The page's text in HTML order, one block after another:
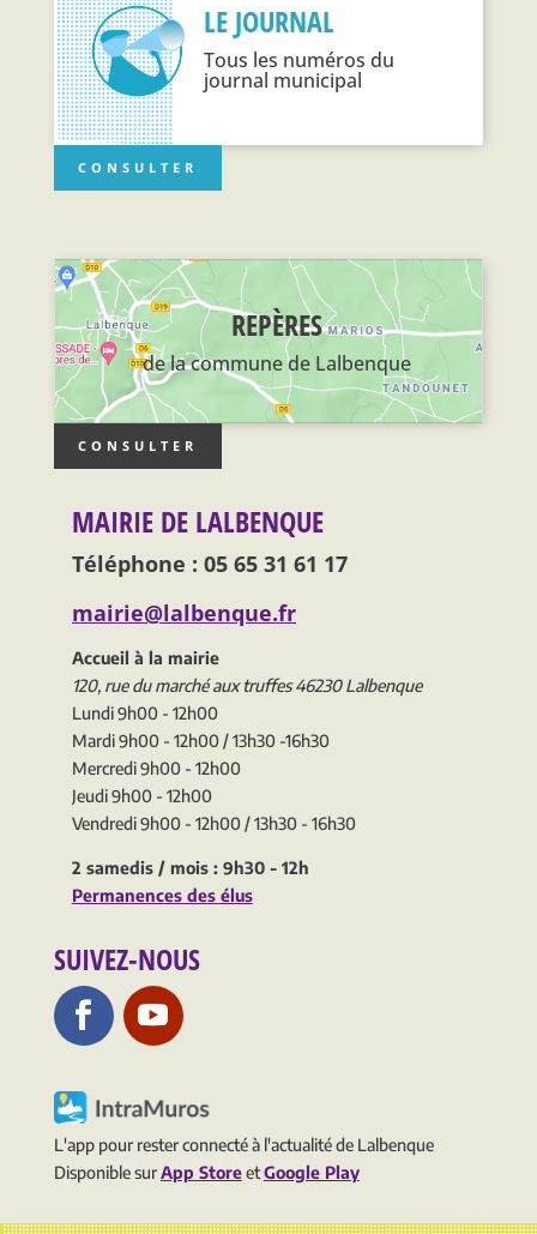
LE JOURNAL
Tous les numéros du
journal municipal
CONSULTER
REPÈRES
de la commune de Lalbenque
CONSULTER
MAIRIE DE LALBENQUE
Téléphone : 05 65 31 61 17
mairie@lalbenque.fr
Accueil à la mairie
120, rue du marché aux truffes 46230 Lalbenque
Lundi 9h00 - 12h00
Mardi 9h00 - 12h00 / 13h30 -16h30
Mercredi 9h00 - 12h00
Jeudi 9h00 - 12h00
Vendredi 9h00 - 12h00 / 13h30 - 16h30
2 samedis / mois : 9h30 - 12h
Permanences des élus
SUIVEZ-NOUS
L'app pour rester connecté à l'actualité de Lalbenque
Disponible surApp StoreetGoogle Play